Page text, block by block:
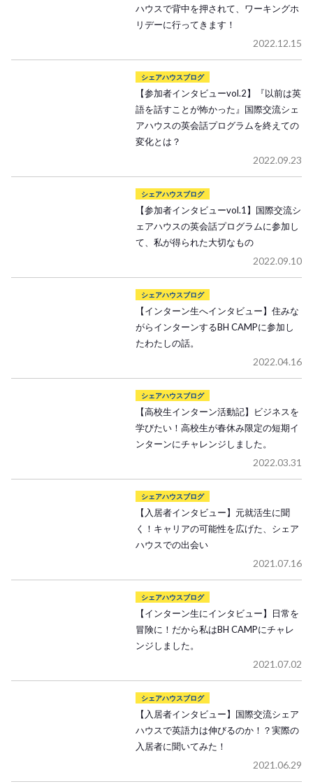
ハウスで背中を押されて、ワーキングホ
リデーに行ってきます！
2022.12.15
シェアハウスブログ
【参加者インタビューvol.2】『以前は英
語を話すことが怖かった』国際交流シェ
アハウスの英会話プログラムを終えての
変化とは？
2022.09.23
シェアハウスブログ
【参加者インタビューvol.1】国際交流シ
ェアハウスの英会話プログラムに参加し
て、私が得られた大切なもの
2022.09.10
シェアハウスブログ
【インターン生へインタビュー】住みな
がらインターンするBH CAMPに参加し
たわたしの話。
2022.04.16
シェアハウスブログ
【高校生インターン活動記】ビジネスを
学びたい！高校生が春休み限定の短期イ
ンターンにチャレンジしました。
2022.03.31
シェアハウスブログ
【入居者インタビュー】元就活生に聞
く！キャリアの可能性を広げた、シェア
ハウスでの出会い
2021.07.16
シェアハウスブログ
【インターン生にインタビュー】日常を
冒険に！だから私はBH CAMPにチャレ
ンジしました。
2021.07.02
シェアハウスブログ
【入居者インタビュー】国際交流シェア
ハウスで英語力は伸びるのか！？実際の
入居者に聞いてみた！
2021.06.29